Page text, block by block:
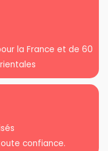
la France et de 60
confiance.